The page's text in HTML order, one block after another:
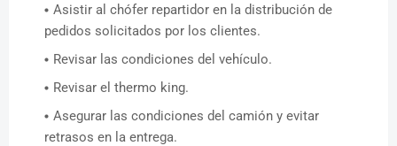
Asistir al chófer repartidor en la distribución de
pedidos solicitados por los clientes.
Revisar las condiciones del vehículo.
Revisar el thermo king.
Asegurar las condiciones del camión y evitar
retrasos en la entrega.